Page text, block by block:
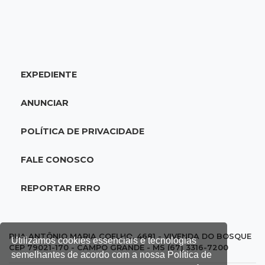
Utilizamos cookies essenciais e tecnologias
semelhantes de acordo com a nossa Política de
18:28Concurso 3.042
acumulado em R$ 165 milhões
18:05Energia renovável
Produção de biodiesel cresce 32% em MS e
abordagem policial no Noroeste
EXPEDIENTE
ANUNCIAR
POLÍTICA DE PRIVACIDADE
FALE CONOSCO
REPORTAR ERRO
RUA ANTÔNIO MARIA COELHO, 4681 - VIVENDA DO BOSQUE
CEP 79021-170 - CAMPO GRANDE - MS (67) 3316-7200